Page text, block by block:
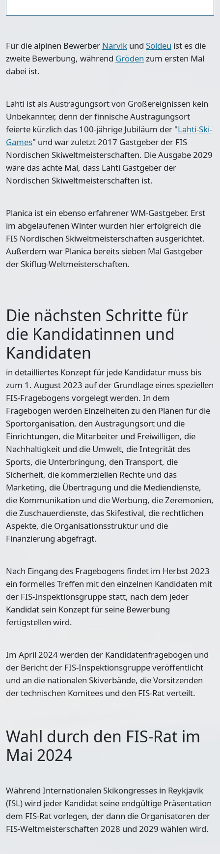
Für die alpinen Bewerber Narvik und Soldeu ist es die
zweite Bewerbung, während Gröden zum ersten Mal
dabei ist.
Lahti ist als Austragungsort von Großereignissen kein
Unbekannter, denn der finnische Austragungsort
feierte kürzlich das 100-jährige Jubiläum der "Lahti-Ski-
Games" und war zuletzt 2017 Gastgeber der FIS
Nordischen Skiweltmeisterschaften. Die Ausgabe 2029
wäre das achte Mal, dass Lahti Gastgeber der
Nordischen Skiweltmeisterschaften ist.
Planica ist ein ebenso erfahrener WM-Gastgeber. Erst
im abgelaufenen Winter wurden hier erfolgreich die
FIS Nordischen Skiweltmeisterschaften ausgerichtet.
Außerdem war Planica bereits sieben Mal Gastgeber
der Skiflug-Weltmeisterschaften.
Die nächsten Schritte für
die Kandidatinnen und
Kandidaten
in detailliertes Konzept für jede Kandidatur muss bis
zum 1. August 2023 auf der Grundlage eines speziellen
FIS-Fragebogens vorgelegt werden. In dem
Fragebogen werden Einzelheiten zu den Plänen für die
Sportorganisation, den Austragungsort und die
Einrichtungen, die Mitarbeiter und Freiwilligen, die
Nachhaltigkeit und die Umwelt, die Integrität des
Sports, die Unterbringung, den Transport, die
Sicherheit, die kommerziellen Rechte und das
Marketing, die Übertragung und die Mediendienste,
die Kommunikation und die Werbung, die Zeremonien,
die Zuschauerdienste, das Skifestival, die rechtlichen
Aspekte, die Organisationsstruktur und die
Finanzierung abgefragt.
Nach Eingang des Fragebogens findet im Herbst 2023
ein formelles Treffen mit den einzelnen Kandidaten mit
der FIS-Inspektionsgruppe statt, nach dem jeder
Kandidat sein Konzept für seine Bewerbung
fertigstellen wird.
Im April 2024 werden der Kandidatenfragebogen und
der Bericht der FIS-Inspektionsgruppe veröffentlicht
und an die nationalen Skiverbände, die Vorsitzenden
der technischen Komitees und den FIS-Rat verteilt.
Wahl durch den FIS-Rat im
Mai 2024
Während Internationalen Skikongresses in Reykjavik
(ISL) wird jeder Kandidat seine endgültige Präsentation
dem FIS-Rat vorlegen, der dann die Organisatoren der
FIS-Weltmeisterschaften 2028 und 2029 wählen wird.